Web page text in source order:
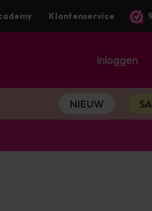
Klantenservice
Inloggen
NIEUW